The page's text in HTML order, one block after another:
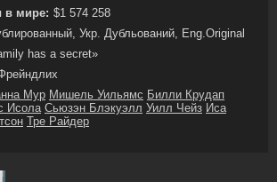
в мире: $1 574 258
Укр. Дубльований, Eng.Original
has a secret»
Мур Мишель Уильямс Билли Крудап
Исола Сьюзэн Блэкуэлл Уилл Чейз Иса
Тре Райдер